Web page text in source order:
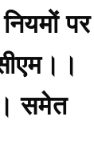
पर
समेत